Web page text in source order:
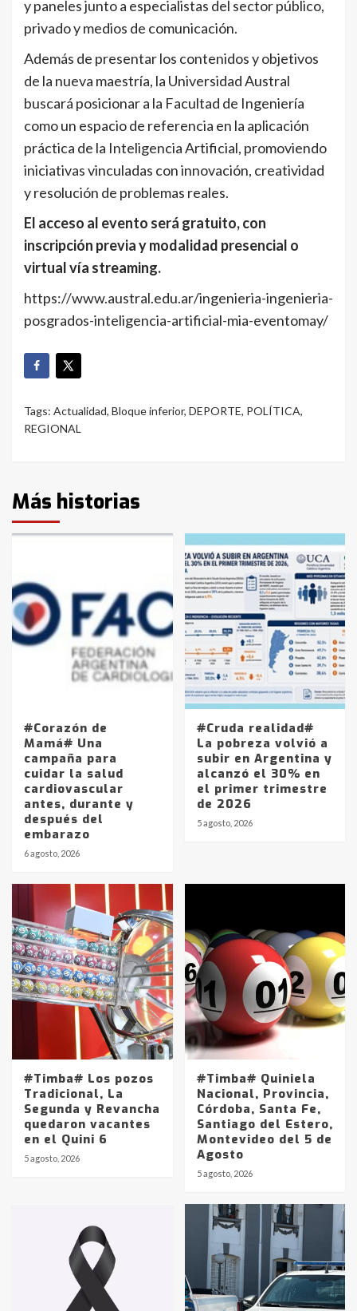
y paneles junto a especialistas del sector público,
privado y medios de comunicación.
Además de presentar los contenidos y objetivos
de la nueva maestría, la Universidad Austral
buscará posicionar a la Facultad de Ingeniería
como un espacio de referencia en la aplicación
práctica de la Inteligencia Artificial, promoviendo
iniciativas vinculadas con innovación, creatividad
y resolución de problemas reales.
El acceso al evento será gratuito, con
inscripción previa y modalidad presencial o
virtual vía streaming.
https://www.austral.edu.ar/ingenieria-ingenieria-
posgrados-inteligencia-artificial-mia-eventomay/
Tags: Actualidad, Bloque inferior, DEPORTE, POLÍTICA,
REGIONAL
Más historias
#Corazón de
Mamá# Una
campaña para
cuidar la salud
cardiovascular
antes, durante y
después del
embarazo
6 agosto, 2026
#Cruda realidad#
La pobreza volvió a
subir en Argentina y
alcanzó el 30% en
el primer trimestre
de 2026
5 agosto, 2026
#Timba# Los pozos
Tradicional, La
Segunda y Revancha
quedaron vacantes
en el Quini 6
5 agosto, 2026
#Timba# Quiniela
Nacional, Provincia,
Córdoba, Santa Fe,
Santiago del Estero,
Montevideo del 5 de
Agosto
5 agosto, 2026
Identidad de los adolescentes
pampeanos que fueron
en la mañana del lunes
Accidente en Ruta 5: falleció un
joven de Trenque Lauquen